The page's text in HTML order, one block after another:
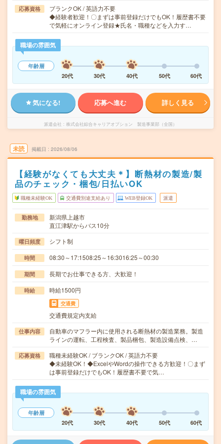
応募資格
ブランクOK / 英語力不要
◆経験者歓迎！〇まずは事前登録だけでもOK！履歴書不要
で気軽にオンライン登録★氏名・職種などを入力す…
職場の雰囲気
年齢層
20代
30代 40代 50代 60代
気になる! 応募へ進む 詳しく見る
派遣会社 株式会社綜合キャリアオプション 製造事業部（全国）
未読 掲載日 2026/08/06
【経験がなくても大丈夫＊】断熱材の製造/製
品のチェック・梱包/日払いOK
職種未経験OK 交通費別途支給あり WEB登録OK 派遣
勤務地
新潟県上越市
直江津駅からバス10分
曜日頻度 シフト制
時間 08:30～17:1508:25～16:3016:25～00:30
期間 長期でお仕事できる方、大歓迎！
時給 時給1500円
交通費
交通費規定内支給
仕事内容
自動車のマフラー内に使用される断熱材の製造業務。製造
ラインの運転、工程検査、製品梱包、製造設備点検、…
応募資格
職種未経験OK / ブランクOK / 英語力不要
◆未経験OK！◆ExcelやWordの操作できる方歓迎！〇まず
は事前登録だけでもOK！履歴書不要で気…
職場の雰囲気
年齢層
20代
30代 40代 50代 60代